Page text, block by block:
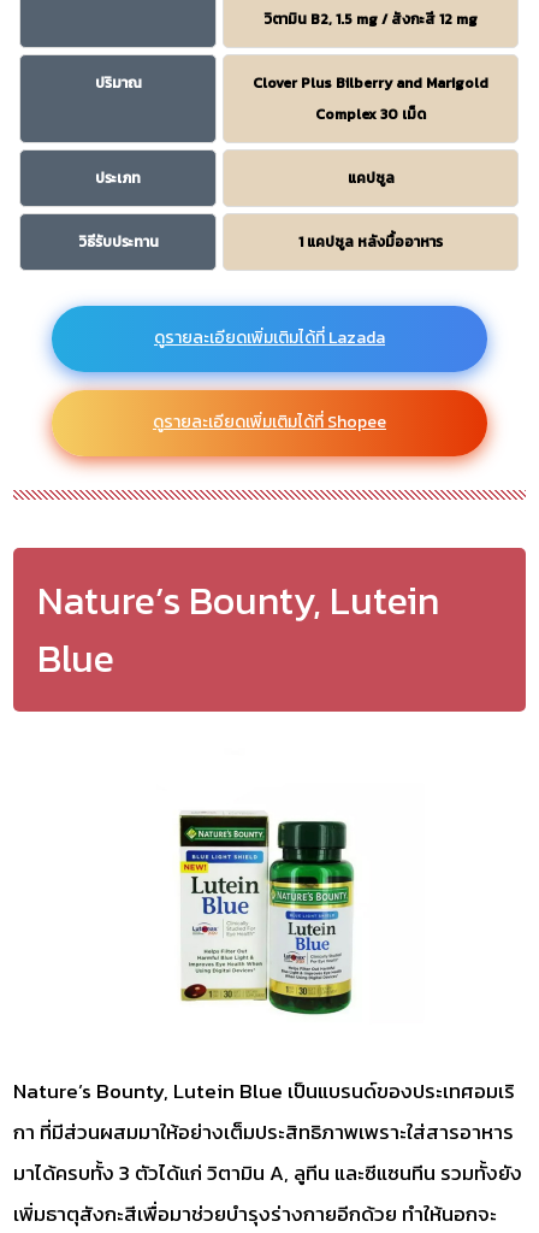
วิตามิน B2, 1.5 mg / สังกะสี 12 mg
ปริมาณ
Clover Plus Bilberry and Marigold
Complex 30 เม็ด
ประเภท แคปซูล
วิธีรับประทาน 1 แคปซูล หลังมื้ออาหาร
ดูรายละเอียดเพิ่มเติมได้ที่ Lazada
ดูรายละเอียดเพิ่มเติมได้ที่ Shopee
Nature’s Bounty, Lutein
Blue
Nature’s Bounty, Lutein Blue เป็นแบรนด์ของประเทศอมเริ
กา ที่มีส่วนผสมมาให้อย่างเต็มประสิทธิภาพเพราะใส่สารอาหาร
มาได้ครบทั้ง 3 ตัวได้แก่ วิตามิน A, ลูทีน และซีแซนทีน รวมทั้งยัง
เพิ่มธาตุสังกะสีเพื่อมาช่วยบำรุงร่างกายอีกด้วย ทำให้นอกจะ